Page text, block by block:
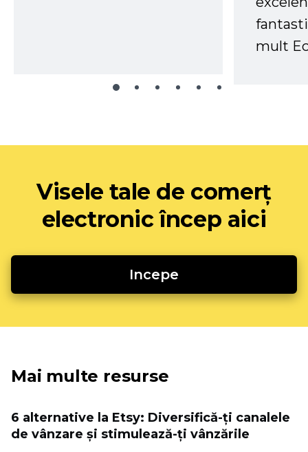
mult
Visele tale de comerț
electronic încep aici
Incepe
Mai multe resurse
6 alternative la Etsy: Diversifică-ți canalele
de vânzare și stimulează-ți vânzările